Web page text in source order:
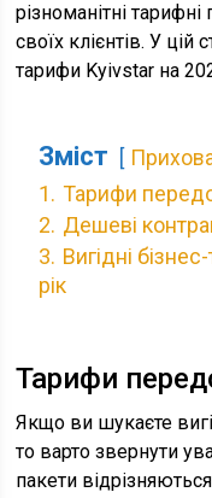
різноманітні
своїх клієнтів. У цій
тарифи Kyivstar на
Зміст
1. Тарифи
2. Дешеві
3. Вигідні
рік
Тарифи
Якщо ви шукаєте
то варто звернути
пакети